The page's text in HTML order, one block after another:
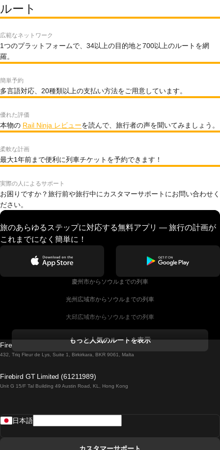
ルート
広範なネットワーク
1つのプラットフォームで、34以上の目的地と700以上のルートを網
羅。
簡単予約
多言語対応、20種類以上の支払い方法をご用意しています。
優れた評価
本物の Rail Ninja レビューを読んで、旅行者の声を聞いてみましょう。
柔軟な計画
最大1年前まで便利に列車チケットを予約できます！
実際の人によるサポート
お困りですか？旅行前や旅行中にカスタマーサポートにお問い合わせく
ださい。
旅のあらゆるステップに対応する無料アプリ — 旅行の計画が
これまでになく簡単に！
慶州市からソウルまでの列車
光州広域市からソウルまでの列車
大邱広域市からソウルまでの列車
ダブリンからゴールウェイまでの列車
ローマからナポリまでの列車
もっと人気のルートを表示
Firebird GT Limited (OC 1451)
432, Triq Fleur de Lys, Suite 1, Birkirkara, BKR 9061, Malta
Firebird GT Limited (61211989)
Unit G 15/F Tal Building 49 Austin Road, KL, Hong Kong
日本語